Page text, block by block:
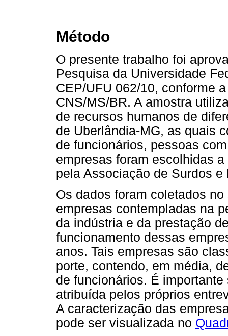
Método
O presente trabalho foi
Pesquisa da Universidade
CEP/UFU 062/10, conforme
CNS/MS/BR. A amostra
de recursos humanos de
de Uberlândia-MG, as quais
de funcionários, pessoas
empresas foram escolhidas
pela Associação de Surdos
Os dados foram coletados
empresas contempladas na
da indústria e da prestação
funcionamento dessas
anos. Tais empresas são
porte, contendo, em média,
de funcionários. É
atribuída pelos próprios
A caracterização das
pode ser visualizada no